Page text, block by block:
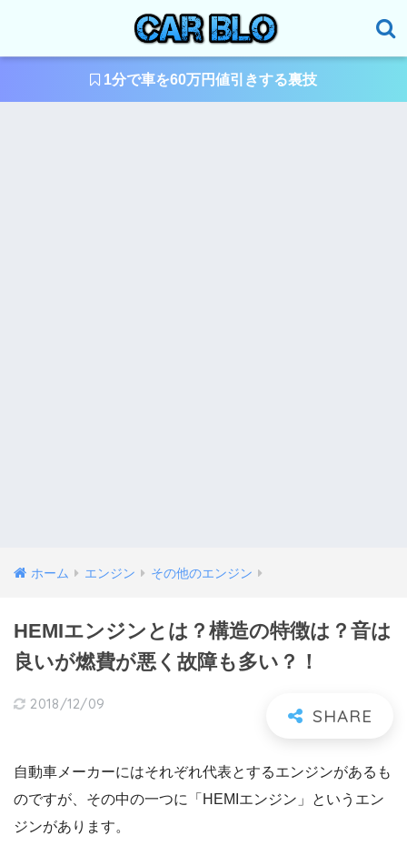
1分で車を60万円値引きする裏技
ホーム エンジン その他のエンジン
HEMIエンジンとは？構造の特徴は？音は
良いが燃費が悪く故障も多い？！
2018/12/09
自動車メーカーにはそれぞれ代表とするエンジンがあるも
のですが、その中の一つに「HEMIエンジン」というエン
ジンがあります。